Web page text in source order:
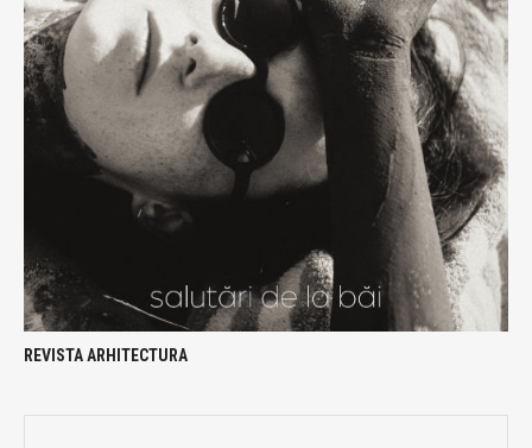
REVISTA ARHITECTURA